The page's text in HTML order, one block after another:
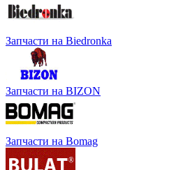
Запчасти на Biedronka
Запчасти на BIZON
Запчасти на Bomag